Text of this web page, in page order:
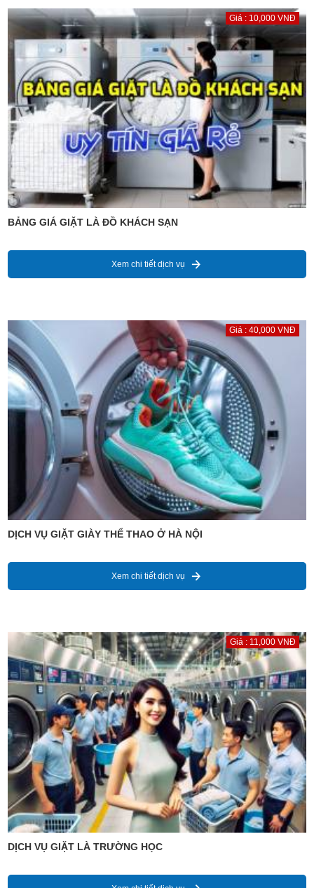
Giá : 10,000 VNĐ
BẢNG GIÁ GIẶT LÀ ĐỒ KHÁCH SẠN
Xem chi tiết dịch vụ
Giá : 40,000 VNĐ
DỊCH VỤ GIẶT GIÀY THỂ THAO Ở HÀ NỘI
Xem chi tiết dịch vụ
Giá : 11,000 VNĐ
DỊCH VỤ GIẶT LÀ TRƯỜNG HỌC